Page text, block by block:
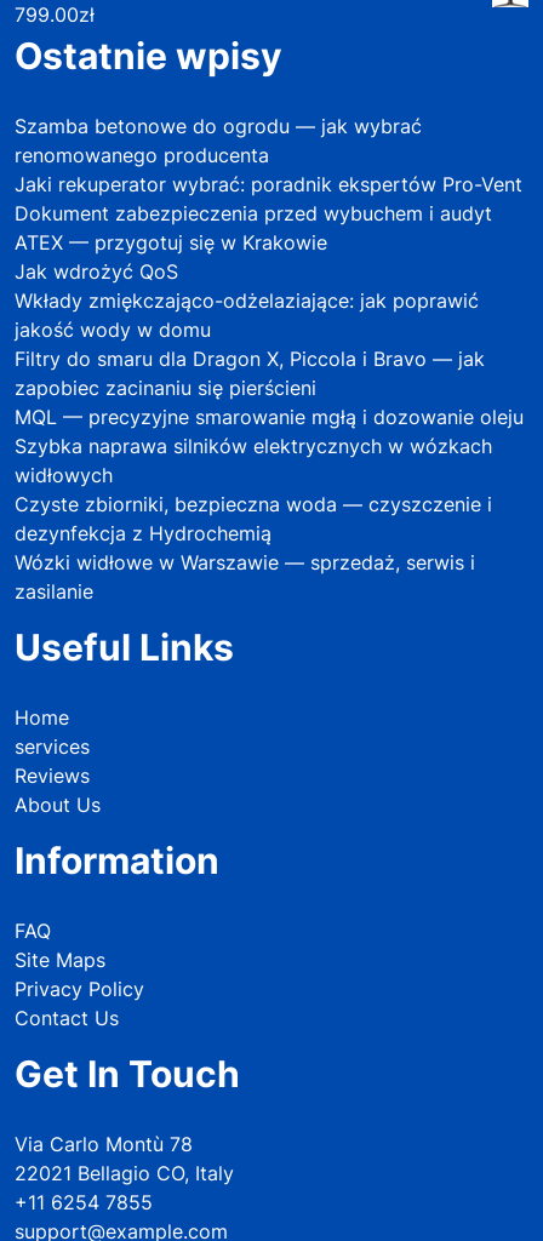
799.00zł
Ostatnie wpisy
Szamba betonowe do ogrodu — jak wybrać
renomowanego producenta
Jaki rekuperator wybrać: poradnik ekspertów Pro-Vent
Dokument zabezpieczenia przed wybuchem i audyt
ATEX — przygotuj się w Krakowie
Jak wdrożyć QoS
Wkłady zmiękczająco-odżelaziające: jak poprawić
jakość wody w domu
Filtry do smaru dla Dragon X, Piccola i Bravo — jak
zapobiec zacinaniu się pierścieni
MQL — precyzyjne smarowanie mgłą i dozowanie oleju
Szybka naprawa silników elektrycznych w wózkach
widłowych
Czyste zbiorniki, bezpieczna woda — czyszczenie i
dezynfekcja z Hydrochemią
Wózki widłowe w Warszawie — sprzedaż, serwis i
zasilanie
Useful Links
Home
services
Reviews
About Us
Information
FAQ
Site Maps
Privacy Policy
Contact Us
Get In Touch
Via Carlo Montù 78
22021 Bellagio CO, Italy
+11 6254 7855
support@example.com